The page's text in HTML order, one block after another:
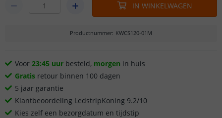
IN WINKELWAGEN
Productnummer: KWCS120-01M
Voor 23:45 uur besteld, morgen in huis
Gratis retour binnen 100 dagen
5 jaar garantie
Klantbeoordeling LedstripKoning 9.2/10
Kies zelf een bezorgdatum en tijdstip